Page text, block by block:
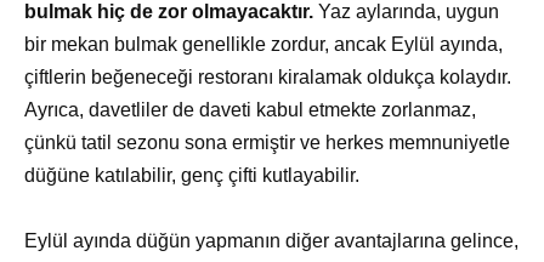
bulmak hiç de zor olmayacaktır. Yaz aylarında, uygun
bir mekan bulmak genellikle zordur, ancak Eylül ayında,
çiftlerin beğeneceği restoranı kiralamak oldukça kolaydır.
Ayrıca, davetliler de daveti kabul etmekte zorlanmaz,
çünkü tatil sezonu sona ermiştir ve herkes memnuniyetle
düğüne katılabilir, genç çifti kutlayabilir.
Eylül ayında düğün yapmanın diğer avantajlarına gelince,